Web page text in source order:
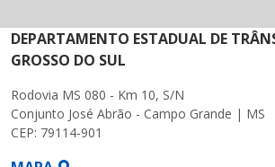
DEPARTAMENTO ESTADUAL DE
GROSSO DO SUL
Rodovia MS 080 - Km 10, S/N
Conjunto José Abrão - Campo Grande | MS
CEP: 79114-901